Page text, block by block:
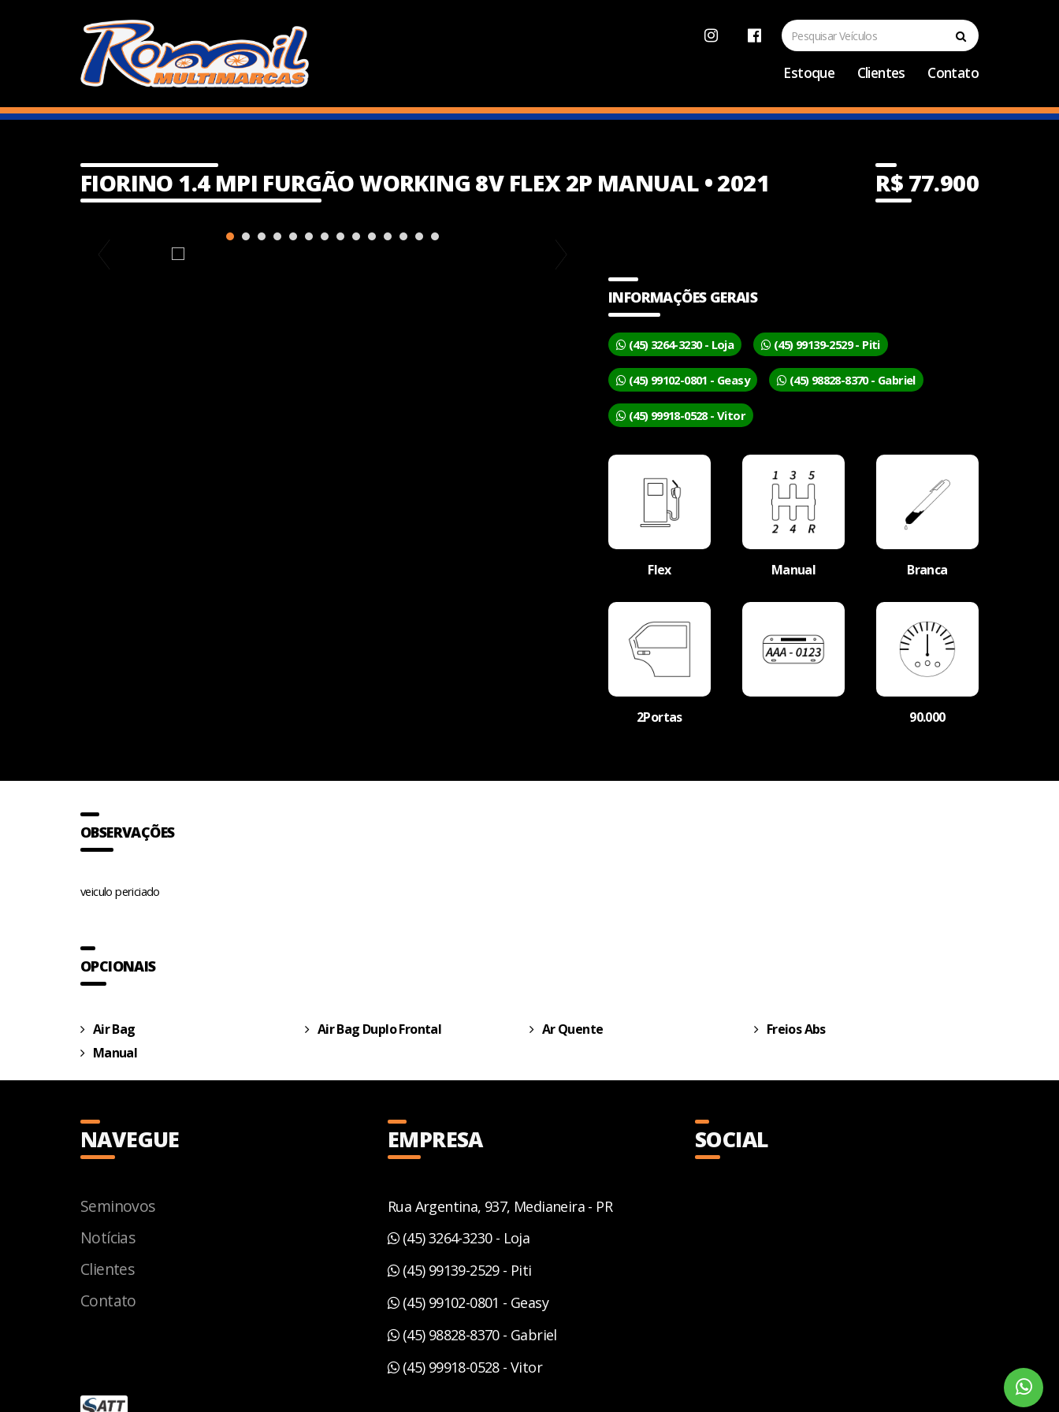
Estoque Clientes Contato
FIORINO 1.4 MPI FURGÃO WORKING 8V FLEX 2P MANUAL • 2021 R$ 77.900
INFORMAÇÕES GERAIS
(45) 3264-3230 - Loja (45) 99139-2529 - Piti
(45) 99102-0801 - Geasy (45) 98828-8370 - Gabriel
(45) 99918-0528 - Vitor
Flex Manual Branca
2Portas 90.000
OBSERVAÇÕES
veiculo periciado
OPCIONAIS
Air Bag Air Bag Duplo Frontal Ar Quente
Freios Abs
Manual
NAVEGUE
Seminovos
Notícias
Clientes
Contato
EMPRESA
Rua Argentina, 937, Medianeira - PR
(45) 3264-3230 - Loja
(45) 99139-2529 - Piti
(45) 99102-0801 - Geasy
(45) 98828-8370 - Gabriel
(45) 99918-0528 - Vitor
SOCIAL